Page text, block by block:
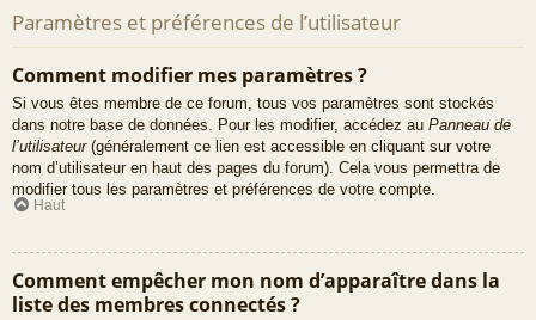
Paramètres et préférences de l’utilisateur
Comment modifier mes paramètres ?
Si vous êtes membre de ce forum, tous vos paramètres sont stockés
dans notre base de données. Pour les modifier, accédez au Panneau de
l’utilisateur(généralement ce lien est accessible en cliquant sur votre
nom d’utilisateur en haut des pages du forum). Cela vous permettra de
modifier tous les paramètres et préférences de votre compte.
Haut
Comment empêcher mon nom d’apparaître dans la
liste des membres connectés ?